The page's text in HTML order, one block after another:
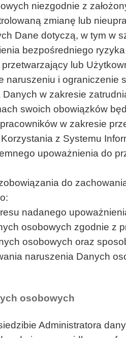
niezgodnie z
zmianę lub
Dane dotyczą, w tym w
bezpośredniego
lub
naruszeniu i ograniczenie
w zakresie
swoich obowiązków
w zakresie
z Systemu
upoważnienia do
do
nadanego
osobowych zgodnie z
osobowych oraz
naruszenia Danych
osobowych
Administratora